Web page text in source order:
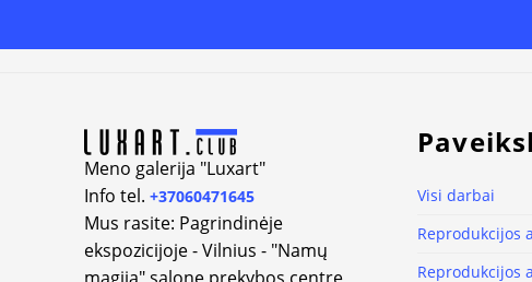
Meno galerija "Luxart"
Info tel. +37060471645
Mus rasite: Pagrindinėje
ekspozicijoje - Vilnius - "Namų
Visi darbai
Reprodukcijos
Reprodukcijos